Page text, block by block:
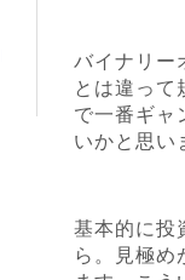
バイナリー
とは違って
で一番ギャ
いかと思い
基本的に投
ら。見極め